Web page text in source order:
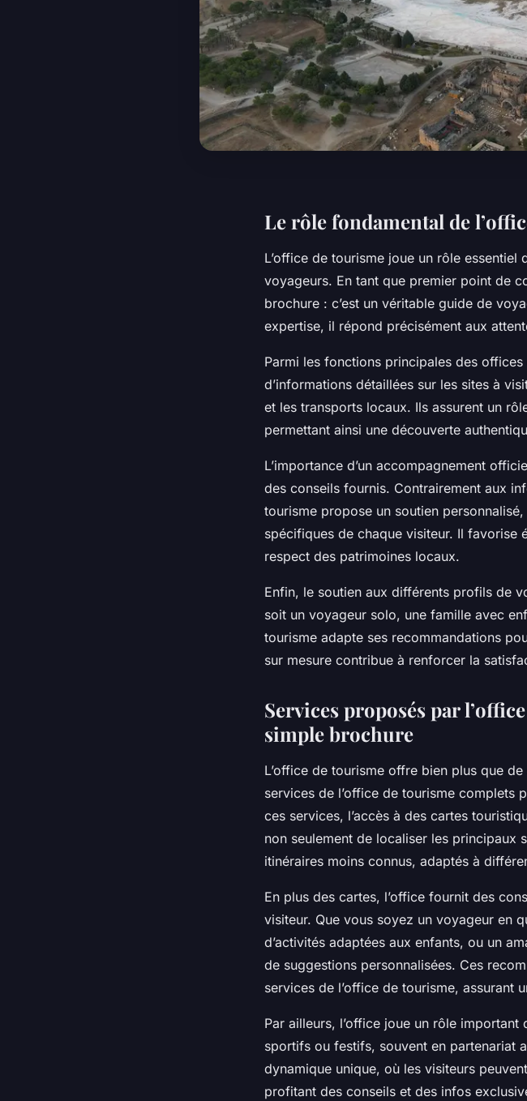
Le rôle fondamental de
L’office de tourisme joue un rôle essentiel
voyageurs. En tant que premier point de
brochure : c’est un véritable guide de
expertise, il répond précisément aux
Parmi les fonctions principales des
d’informations détaillées sur les sites à
et les transports locaux. Ils assurent un
permettant ainsi une découverte
L’importance d’un accompagnement
des conseils fournis. Contrairement aux
tourisme propose un soutien
spécifiques de chaque visiteur. Il favorise
respect des patrimoines locaux.
Enfin, le soutien aux différents profils de
soit un voyageur solo, une famille avec
tourisme adapte ses recommandations
sur mesure contribue à renforcer la
Services proposés par
simple brochure
L’office de tourisme offre bien plus que
services de l’office de tourisme complets
ces services, l’accès à des cartes
non seulement de localiser les principaux
itinéraires moins connus, adaptés à
En plus des cartes, l’office fournit des
visiteur. Que vous soyez un voyageur en
d’activités adaptées aux enfants, ou un
de suggestions personnalisées. Ces
services de l’office de tourisme, assurant
Par ailleurs, l’office joue un rôle important
sportifs ou festifs, souvent en partenariat
dynamique unique, où les visiteurs
profitant des conseils et des infos